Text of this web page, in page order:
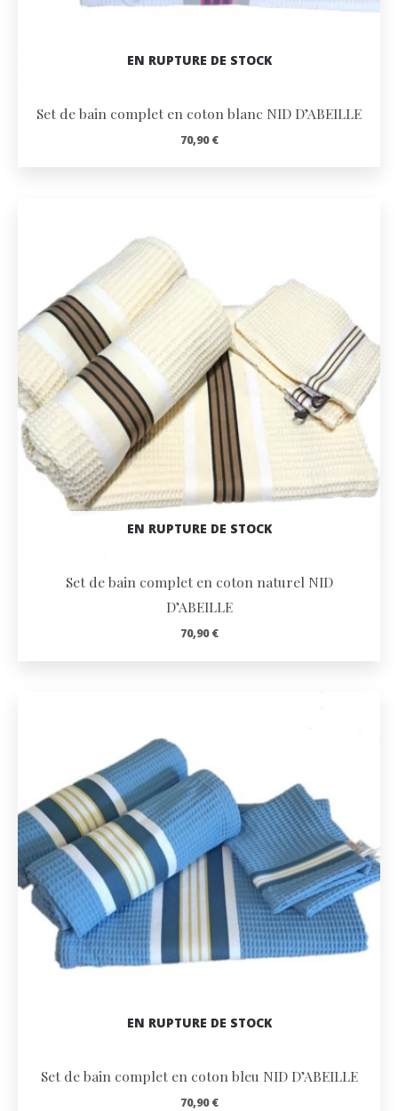
EN RUPTURE DE STOCK
Set de bain complet en coton blanc NID D’ABEILLE
70,90€
EN RUPTURE DE STOCK
Set de bain complet en coton naturel NID
D’ABEILLE
70,90€
EN RUPTURE DE STOCK
Set de bain complet en coton bleu NID D’ABEILLE
70,90€